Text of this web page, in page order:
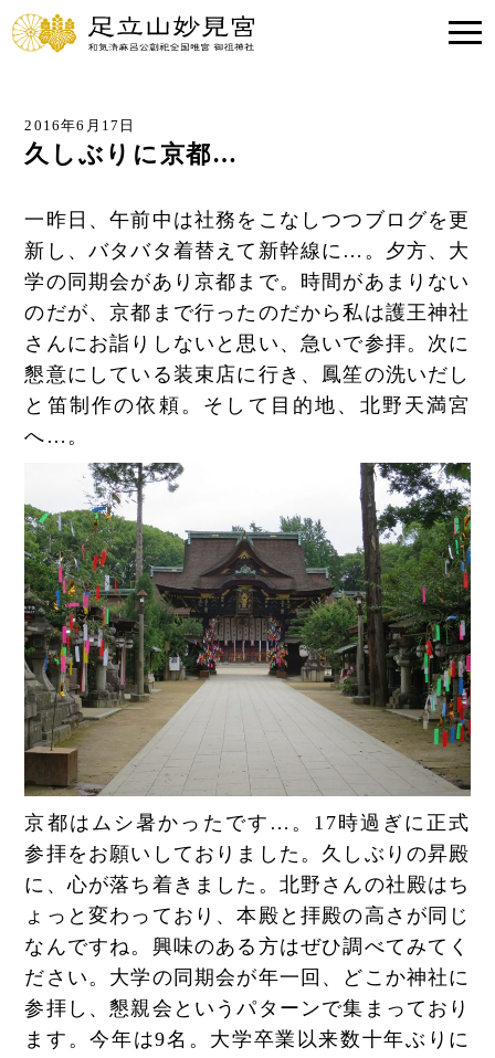
2016年6月17日
久しぶりに京都…
一昨日、午前中は社務をこなしつつブログを更
新し、バタバタ着替えて新幹線に…。夕方、大
学の同期会があり京都まで。時間があまりない
のだが、京都まで行ったのだから私は護王神社
さんにお詣りしないと思い、急いで参拝。次に
懇意にしている装束店に行き、鳳笙の洗いだし
と笛制作の依頼。そして目的地、北野天満宮
へ…。
京都はムシ暑かったです…。17時過ぎに正式
参拝をお願いしておりました。久しぶりの昇殿
に、心が落ち着きました。北野さんの社殿はち
ょっと変わっており、本殿と拝殿の高さが同じ
なんですね。興味のある方はぜひ調べてみてく
ださい。大学の同期会が年一回、どこか神社に
参拝し、懇親会というパターンで集まっており
ます。今年は9名。大学卒業以来数十年ぶりに